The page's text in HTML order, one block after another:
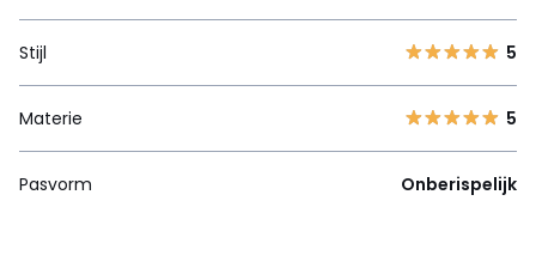
Stijl 5
Materie 5
Pasvorm Onberispelijk